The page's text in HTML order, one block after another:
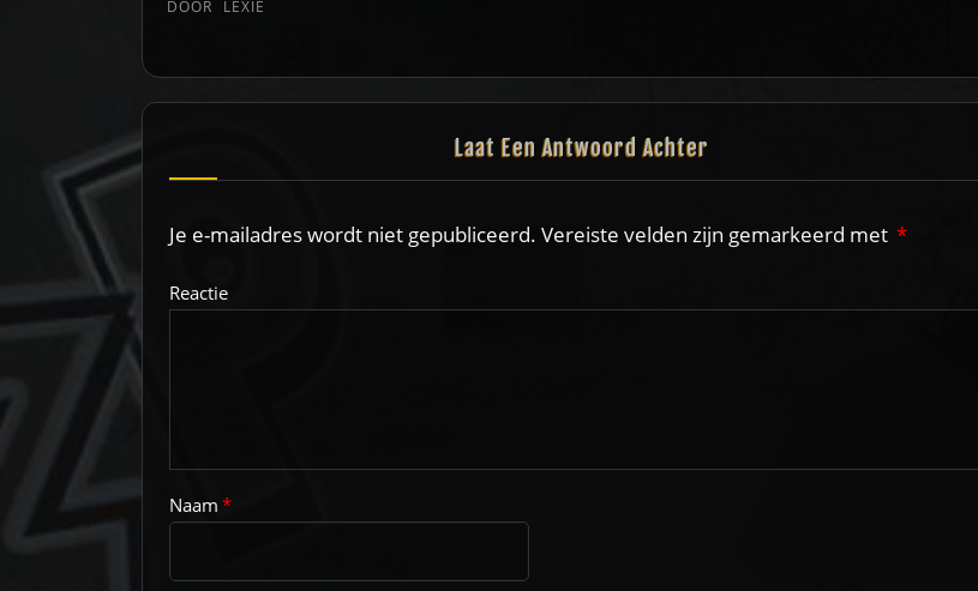
DOOR LEXIE
Laat Een Antwoord Achter
Je e-mailadres wordt niet gepubliceerd. Vereiste velden zijn gemarkeerd met *
Reactie
Naam*